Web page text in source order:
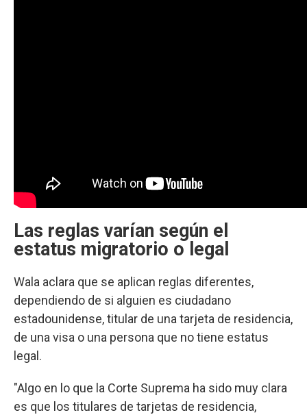
Las reglas varían según el
estatus migratorio o legal
Wala aclara que se aplican reglas diferentes,
dependiendo de si alguien es ciudadano
estadounidense, titular de una tarjeta de residencia,
de una visa o una persona que no tiene estatus
legal.
"Algo en lo que la Corte Suprema ha sido muy clara
es que los titulares de tarjetas de residencia,